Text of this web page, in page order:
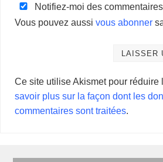
Notifiez-moi des
Vous pouvez aussivous abonner
Ce site utilise Akismet pour réduire
savoir plus sur la façon dont les
commentaires sont traitées.